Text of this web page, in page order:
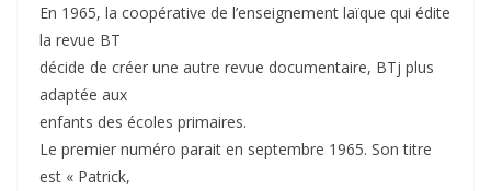
En 1965, la coopérative de l’enseignement laïque qui édite
la revue BT
décide de créer une autre revue documentaire, BTj plus
adaptée aux
enfants des écoles primaires.
Le premier numéro parait en septembre 1965. Son titre
est « Patrick,